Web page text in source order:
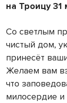
на Троицу 31
Со светлым
чистый дом,
принесёт
Желаем вам
что
милосердие и